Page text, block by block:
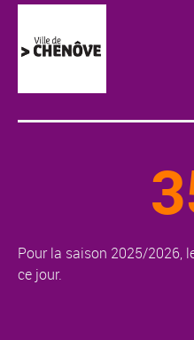
Pour la saison 2025/2026,
ce jour.